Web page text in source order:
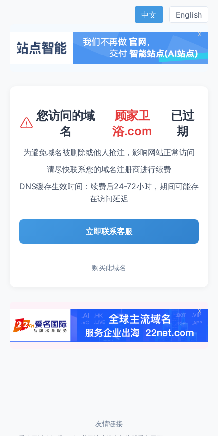
中文
English
×
您访问的域
名
顾家卫
浴.com
已过
期
为避免域名被删除或他人抢注，影响网站正常访问
请尽快联系您的域名注册商进行续费
DNS缓存生效时间：续费后24-72小时，期间可能存
在访问延迟
立即联系客服
购买此域名
×
友情链接